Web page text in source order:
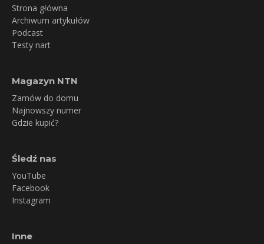
Strona główna
Archiwum artykułów
Podcast
Testy nart
Magazyn NTN
Zamów do domu
Najnowszy numer
Gdzie kupić?
Śledź nas
YouTube
Facebook
Instagram
Inne